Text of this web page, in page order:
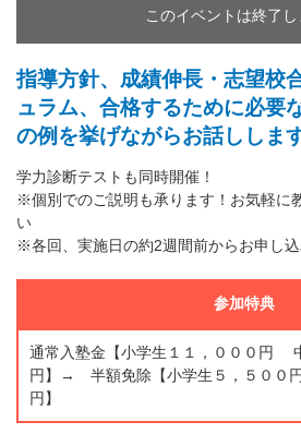
このイベントは終了し
指導方針、成績伸長・志望校
ュラム、合格するために必要
の例を挙げながらお話しします
学力診断テストも同時開催！
※個別でのご説明も承ります！お気軽に
い
※各回、実施日の約2週間前からお申し込
参加特典
通常入塾金【小学生１１，０００円
円】→ 半額免除【小学生５，５００
円】